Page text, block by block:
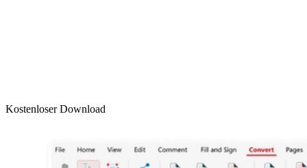
Kostenloser Download